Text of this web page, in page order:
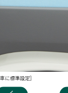
に標準設定］